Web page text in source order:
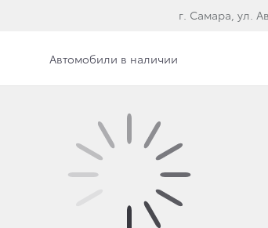
г. Самара, ул.
Автомобили в наличии